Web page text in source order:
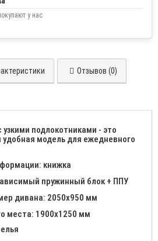
у нас
Отзывов (0)
подлокотниками - это
удобная модель для ежедневного
книжка
пружинный блок + ППУ
дивана: 2050х950 мм
места: 1900х1250 мм